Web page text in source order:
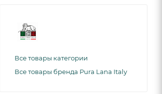
Все товары категории
Все товары бренда Pura Lana Italy